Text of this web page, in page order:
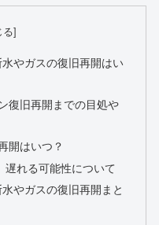
やガスの復旧再開はい
復旧再開までの目処や
開はいつ？
れる可能性について
やガスの復旧再開まと